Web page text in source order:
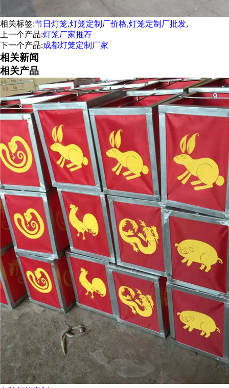
相关标签:节日灯笼,灯笼定制厂价格,灯笼定制厂批发,
上一个产品:灯笼厂家推荐
下一个产品:成都灯笼定制厂家
相关新闻
相关产品